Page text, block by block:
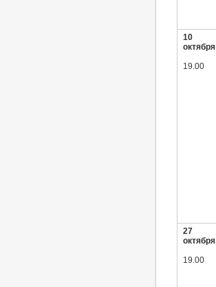
10
октября
19.00
27
октября
19.00